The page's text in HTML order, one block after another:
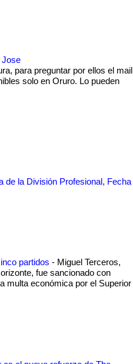
Jose
para preguntar por ellos el mail
solo en Oruro. Lo pueden
de la División Profesional, Fecha
partidos - Miguel Terceros,
fue sancionado con
multa económica por el Superior